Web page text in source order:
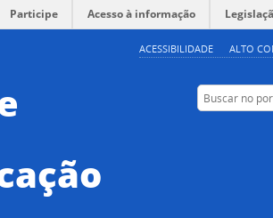
ACESSIBILIDADE ALTO
Participe Acesso à informação
Buscar no portal